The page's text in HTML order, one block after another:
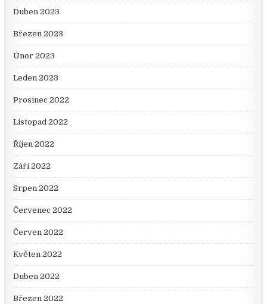
Duben 2023
Březen 2023
Únor 2023
Leden 2023
Prosinec 2022
Listopad 2022
Říjen 2022
Září 2022
Srpen 2022
Červenec 2022
Červen 2022
Květen 2022
Duben 2022
Březen 2022